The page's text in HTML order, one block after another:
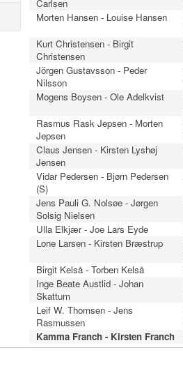
Carlsen
Morten Hansen - Louise Hansen
Kurt Christensen - Birgit
Christensen
Jörgen Gustavsson - Peder
Nilsson
Mogens Boysen - Ole Adelkvist
Rasmus Rask Jepsen - Morten
Jepsen
Claus Jensen - Kirsten Lyshøj
Jensen
Vidar Pedersen - Bjørn Pedersen
(S)
Jens Pauli G. Nolsøe - Jørgen
Solsig Nielsen
Ulla Elkjær - Joe Lars Eyde
Lone Larsen - Kirsten Bræstrup
Birgit Kelså - Torben Kelså
Inge Beate Austlid - Johan
Skattum
Leif W. Thomsen - Jens
Rasmussen
Kamma Franch - Kirsten Franch